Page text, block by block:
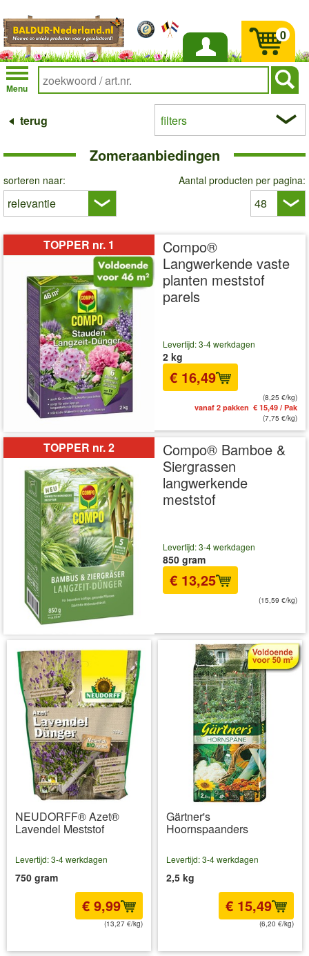
Inloggen
Menu
0
terug filters
Zomeraanbiedingen
sorteren naar: Aantal producten per pagina:
TOPPER nr. 1
Compo®
Langwerkende vaste
planten meststof
parels
Levertijd: 3-4 werkdagen
2 kg
€ 16,49
(8,25 €/kg)
vanaf 2 pakken € 15,49 / Pak
(7,75 €/kg)
TOPPER nr. 2
Compo® Bamboe &
Siergrassen
langwerkende
meststof
Levertijd: 3-4 werkdagen
850 gram
€ 13,25
(15,59 €/kg)
NEUDORFF® Azet®
Lavendel Meststof
Levertijd: 3-4 werkdagen
750 gram
€ 9,99
(13,27 €/kg)
Gärtner's
Hoornspaanders
Levertijd: 3-4 werkdagen
2,5 kg
€ 15,49
(6,20 €/kg)